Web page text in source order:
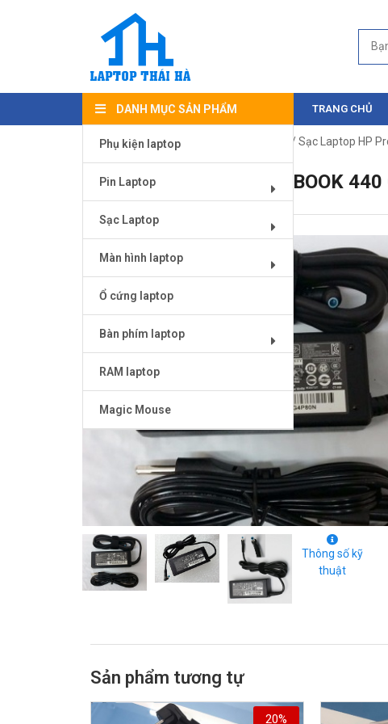
DANH MỤC SẢN PHẨM
Phụ kiện laptop
Pin Laptop
Sạc Laptop
Màn hình laptop
Ổ cứng laptop
Bàn phím laptop
RAM laptop
Magic Mouse
TRANG CHỦ
Trang chủ/Sạc Laptop / Sạc Laptop HP
SẠC LAPTOP HP PROBOOK 440
Thông số kỹ
thuật
Sản phẩm tương tự
20%